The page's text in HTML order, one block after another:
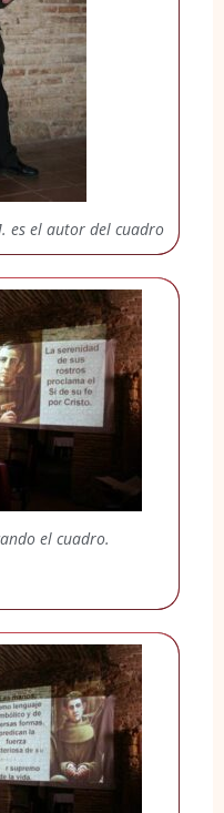
es el autor del cuadro
el cuadro.